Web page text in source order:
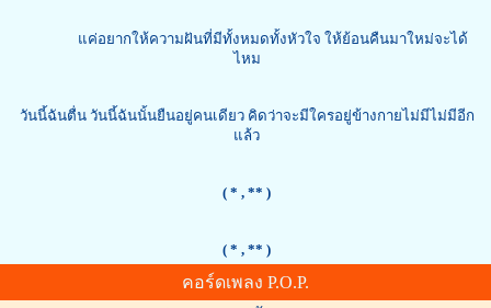
แค่อยากให้ความฝันที่มีทั้งหมดทั้งหัวใจ ให้ย้อนคืนมาใหม่จะได้
ไหม
วันนี้ฉันตื่น วันนี้ฉันนั้นยืนอยู่คนเดียว คิดว่าจะมีใครอยู่ข้างกายไม่มีไม่มีอีก
แล้ว
( * , ** )
( * , ** )
คอร์ดเพลง P.O.P.